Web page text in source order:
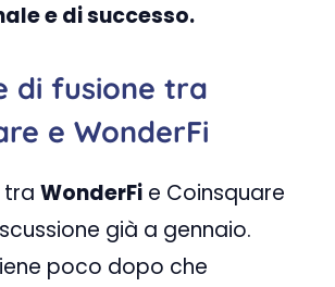
e di successo.
di fusione tra
e WonderFi
tra WonderFi e Coinsquare
già a gennaio.
poco dopo che